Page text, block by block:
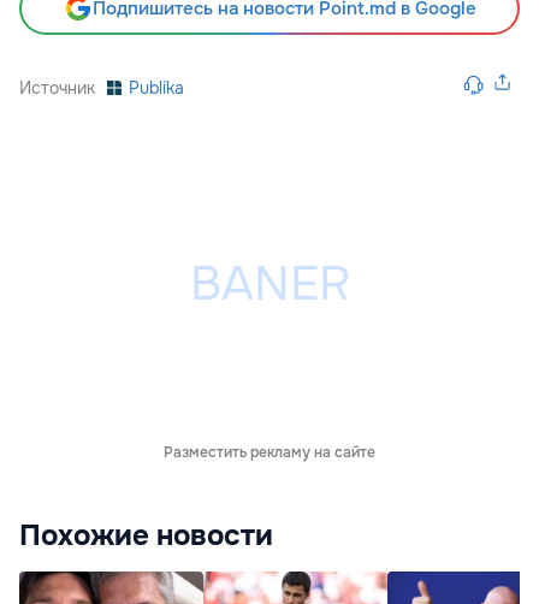
Подпишитесь на новости Point.md в Google
Источник Publika
Разместить рекламу на сайте
Похожие новости